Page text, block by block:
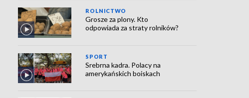
ROLNICTWO
Grosze za plony. Kto
odpowiada za straty rolników?
SPORT
Srebrna kadra. Polacy na
amerykańskich boiskach